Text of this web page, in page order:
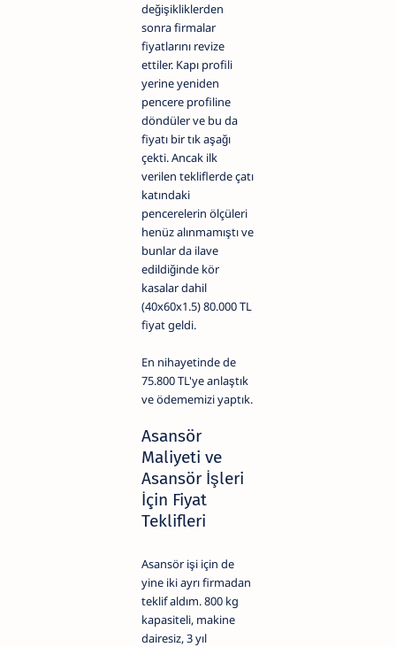
değişikliklerden
sonra firmalar
fiyatlarını revize
ettiler. Kapı profili
yerine yeniden
pencere profiline
döndüler ve bu da
fiyatı bir tık aşağı
çekti. Ancak ilk
verilen tekliflerde çatı
katındaki
pencerelerin ölçüleri
henüz alınmamıştı ve
bunlar da ilave
edildiğinde kör
kasalar dahil
(40x60x1.5) 80.000 TL
fiyat geldi.
En nihayetinde de
75.800 TL'ye anlaştık
ve ödememizi yaptık.
Asansör
Maliyeti ve
Asansör İşleri
İçin Fiyat
Teklifleri
Asansör işi için de
yine iki ayrı firmadan
teklif aldım. 800 kg
kapasiteli, makine
dairesiz, 3 yıl